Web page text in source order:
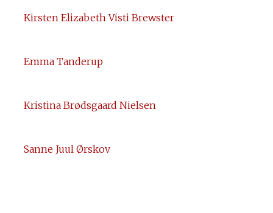
Kirsten Elizabeth Visti Brewster
Emma Tanderup
Kristina Brødsgaard Nielsen
Sanne Juul Ørskov